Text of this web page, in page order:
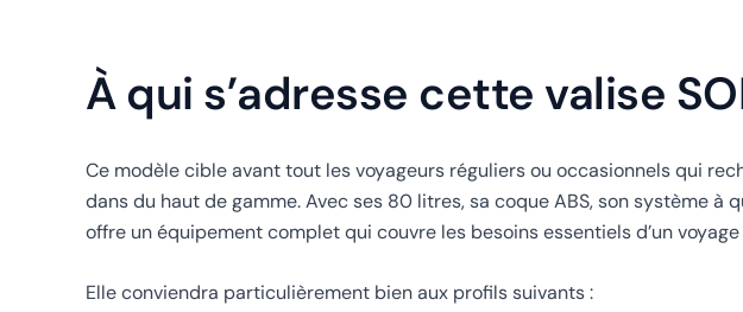
À qui s’adresse cette valise
Ce modèle cible avant tout les voyageurs réguliers ou occasionnels qui
dans du haut de gamme. Avec ses 80 litres, sa coque ABS, son système à
offre un équipement complet qui couvre les besoins essentiels d’un
Elle conviendra particulièrement bien aux profils suivants :